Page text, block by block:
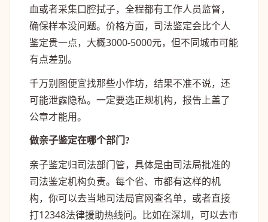
血或者采集口腔拭子，全程都有工作人员监督，
确保样本没问题。价格方面，司法鉴定会比个人
鉴定贵一点，大概3000-5000元，但不同城市可能
有点差别。
千万别图便宜找那些小作坊，结果不准不说，还
可能泄露隐私。一定要选正规机构，报告上盖了
公章才能用。
做亲子鉴定在哪个部门?
亲子鉴定归司法部门管，具体是由司法局批准的
司法鉴定机构负责。每个省、市都有这样的机
构，你可以去当地司法局官网查名单，或者直接
打12348法律援助热线问。比如在深圳，可以去市